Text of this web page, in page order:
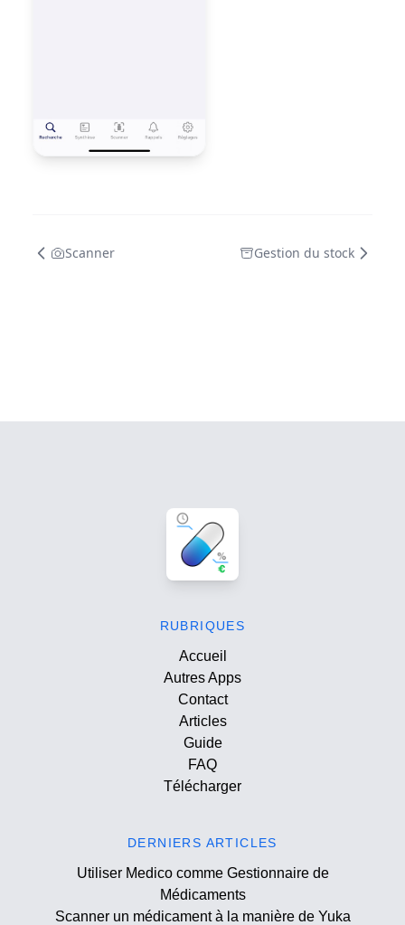
Scanner Gestion du stock
RUBRIQUES
Accueil
Autres Apps
Contact
Articles
Guide
FAQ
Télécharger
DERNIERS ARTICLES
Utiliser Medico comme Gestionnaire de
Médicaments
Scanner un médicament à la manière de Yuka